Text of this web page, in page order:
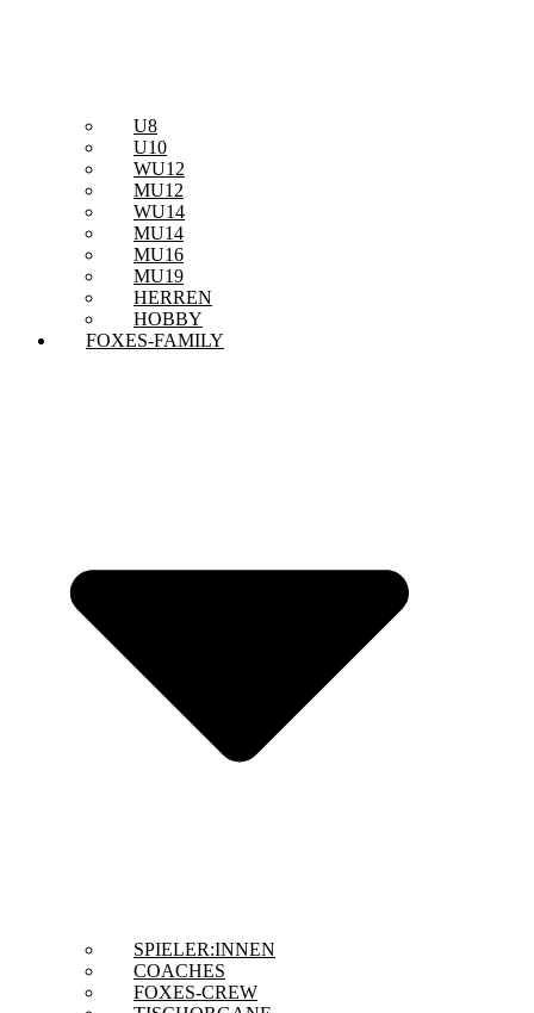
U8
U10
WU12
MU12
WU14
MU14
MU16
MU19
HERREN
HOBBY
FOXES-FAMILY
SPIELER:INNEN
COACHES
FOXES-CREW